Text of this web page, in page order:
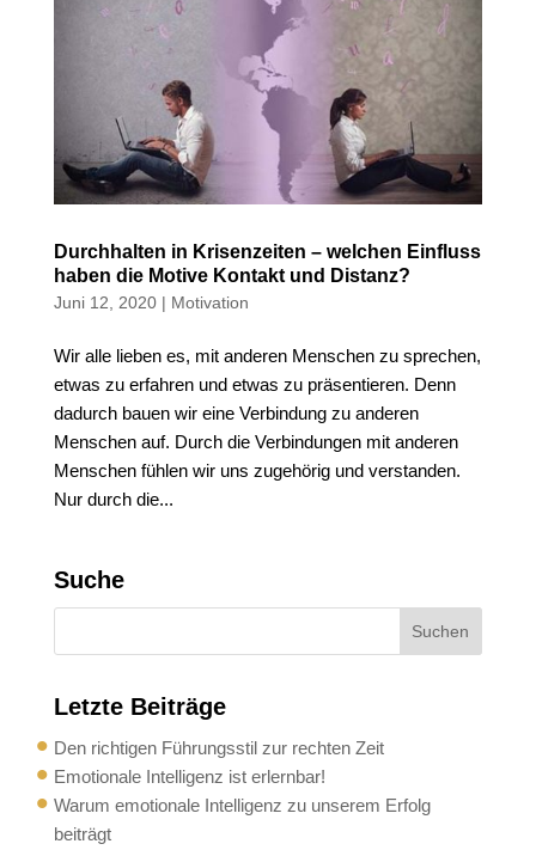
Durchhalten in Krisenzeiten – welchen Einfluss
haben die Motive Kontakt und Distanz?
Juni 12, 2020| Motivation
Wir alle lieben es, mit anderen Menschen zu sprechen,
etwas zu erfahren und etwas zu präsentieren. Denn
dadurch bauen wir eine Verbindung zu anderen
Menschen auf. Durch die Verbindungen mit anderen
Menschen fühlen wir uns zugehörig und verstanden.
Nur durch die...
Suche
Letzte Beiträge
Den richtigen Führungsstil zur rechten Zeit
Emotionale Intelligenz ist erlernbar!
Warum emotionale Intelligenz zu unserem Erfolg
beiträgt